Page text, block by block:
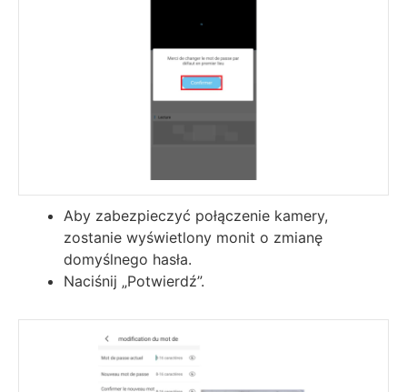
Aby zabezpieczyć połączenie kamery,
zostanie wyświetlony monit o zmianę
domyślnego hasła.
Naciśnij „Potwierdź”.